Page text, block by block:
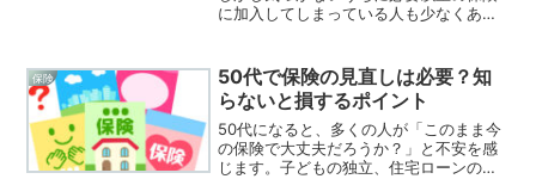
に加入してしまっている人も少なくあり
す。この記事では 保険をかけすぎている
人の特徴 無駄な保険の...
保険
50代で保険の見直しは必要？知
らないと損するポイント
50代になると、多くの人が「このまま今
の保険で大丈夫だろうか？」と不安を感
じます。子どもの独立、住宅ローンの残